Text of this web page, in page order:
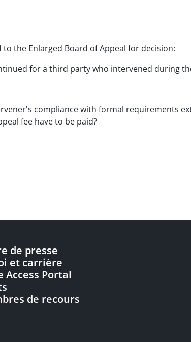
the Enlarged Board of Appeal for decision:
for a third party who intervened during
compliance with formal requirements
fee have to be paid?
de presse
et carrière
Access Portal
de recours